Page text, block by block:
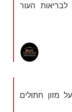
לבריאות העור
מזון חתולים